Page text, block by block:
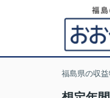
福島県の収